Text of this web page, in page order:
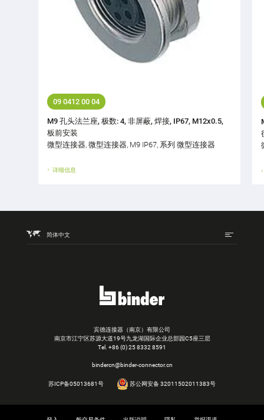
09 0412 00 04
M9 孔头法兰座, 极数: 4, 非屏蔽, 焊接, IP67, M12x0.5,
板前安装
微型连接器, 微型连接器, M9 IP67, 系列 微型连接器
详细信息
简体中文
宾德连接器（南京）有限公司
南京市江宁区苏源大道19号九龙湖国际企业总部园C5座三层
Tel. +86 (0) 25 8332 8591
bindercn@binder-connector.cn
苏ICP备05013681号 苏公网安备 32011502011383号